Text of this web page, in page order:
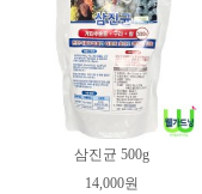
삼진균 500g
14,000원